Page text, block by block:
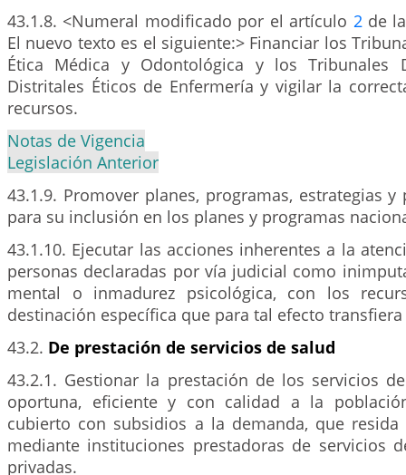
43.1.8. <Numeral modificado por el artículo 2de la
El nuevo texto es el siguiente:> Financiar los
Ética Médica y Odontológica y los Tribunales
Distritales Éticos de Enfermería y vigilar la
recursos.
Notas de Vigencia
Legislación Anterior
43.1.9. Promover planes, programas, estrategias
para su inclusión en los planes y programas
43.1.10. Ejecutar las acciones inherentes a la
personas declaradas por vía judicial como
mental o inmadurez psicológica, con los
destinación específica que para tal efecto
43.2. De prestación de servicios de salud
43.2.1. Gestionar la prestación de los servicios
oportuna, eficiente y con calidad a la
cubierto con subsidios a la demanda, que
mediante instituciones prestadoras de servicios
privadas.